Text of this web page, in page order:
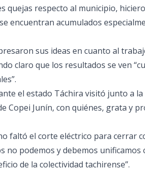
quejas respecto al municipio,
encuentran acumulados
sus ideas en cuanto al
claro que los resultados se ven
el estado Táchira visitó junto a
Copei Junín, con quiénes, grata y
faltó el corte eléctrico para cerrar
no podemos y debemos
de la colectividad tachirense”.